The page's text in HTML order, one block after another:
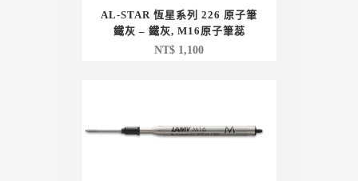
AL-STAR 恆星系列 226 原子筆
鐵灰 – 鐵灰, M16原子筆蕊
NT$ 1,100